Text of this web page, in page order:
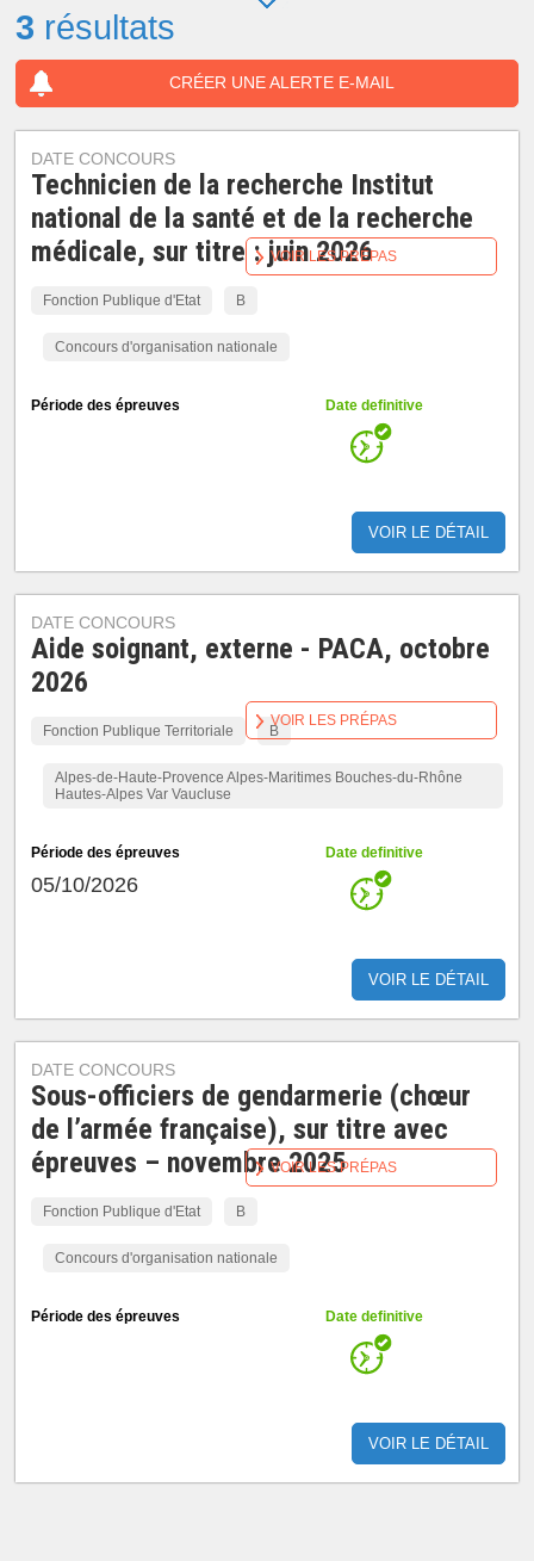
3 résultats
CRÉER UNE ALERTE E-MAIL
DATE CONCOURS
Technicien de la recherche Institut
national de la santé et de la recherche
médicale, sur titre : juin 2026
Fonction Publique d'Etat B
Concours d'organisation nationale
Période des épreuves Date definitive
VOIR LE DÉTAIL
VOIR LES PRÉPAS
DATE CONCOURS
Aide soignant, externe - PACA, octobre
2026
Fonction Publique Territoriale B
Alpes-de-Haute-Provence Alpes-Maritimes Bouches-du-Rhône
Hautes-Alpes Var Vaucluse
Période des épreuves
05/10/2026
Date definitive
VOIR LE DÉTAIL
VOIR LES PRÉPAS
DATE CONCOURS
Sous-officiers de gendarmerie (chœur
de l’armée française), sur titre avec
épreuves – novembre 2025
Fonction Publique d'Etat B
Concours d'organisation nationale
Période des épreuves Date definitive
VOIR LE DÉTAIL
VOIR LES PRÉPAS